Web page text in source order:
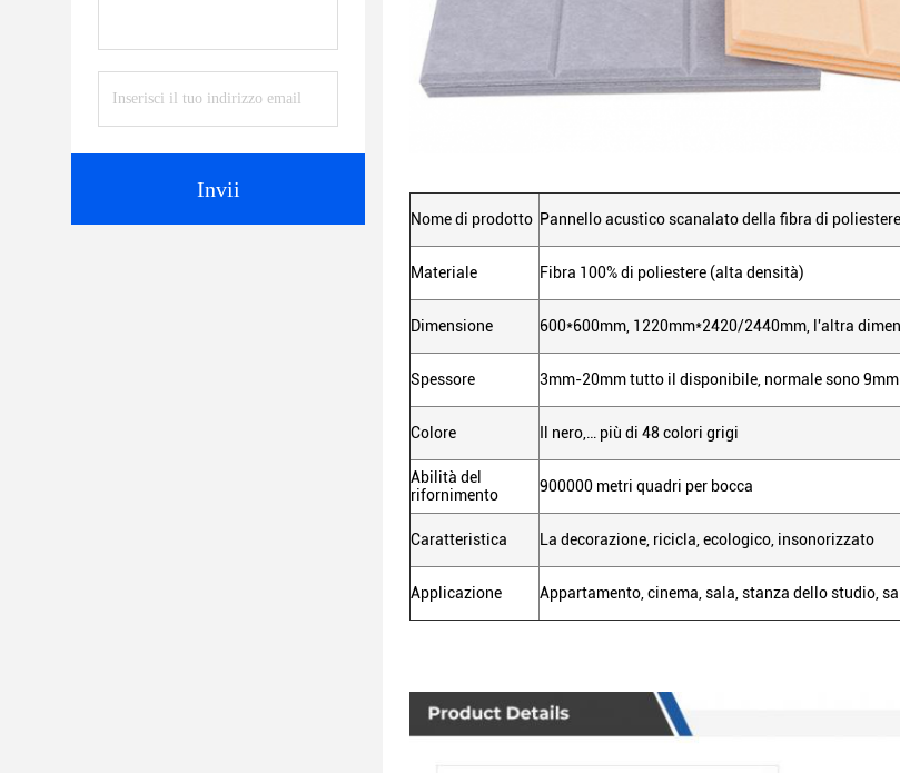
Invii
Nome di prodotto Pannello acustico scanalato della fibra di
Materiale Fibra 100% di poliestere (alta densità)
Dimensione 600*600mm, 1220mm*2420/2440mm, l'altra
Spessore 3mm-20mm tutto il disponibile, normale sono 9mm
Colore Il nero,… più di 48 colori grigi
Abilità del
rifornimento
900000 metri quadri per bocca
Caratteristica La decorazione, ricicla, ecologico, insonorizzato
Applicazione Appartamento, cinema, sala, stanza dello studio,